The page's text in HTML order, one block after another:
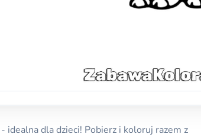
dla dzieci! Pobierz i koloruj razem z